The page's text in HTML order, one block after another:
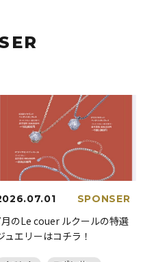
SPONSER
のLe couer ルクールの特選
ュエリーはコチラ！